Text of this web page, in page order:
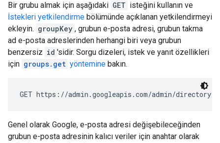
Bir grubu almak için aşağıdaki GET isteğini kullanın ve
İstekleri yetkilendirme bölümünde açıklanan yetkilendirmeyi
ekleyin. groupKey , grubun e-posta adresi, grubun takma
ad e-posta adreslerinden herhangi biri veya grubun
benzersiz id 'sidir. Sorgu dizeleri, istek ve yanıt özellikleri
için groups.get yöntemine bakın.
GET https://admin.googleapis.com/admin/directory/
Genel olarak Google, e-posta adresi değişebileceğinden
grubun e-posta adresinin kalıcı veriler için anahtar olarak